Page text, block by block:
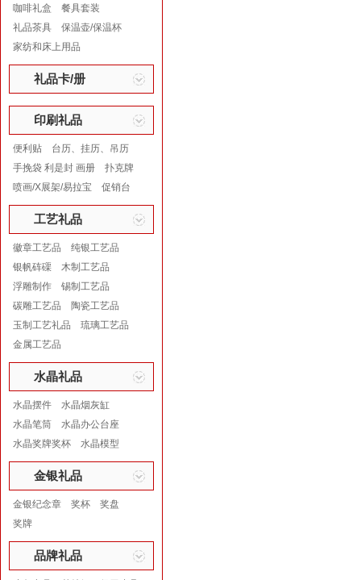
咖啡礼盒
餐具套装
礼品茶具
保温壶/保温杯
家纺和床上用品
礼品卡/册
印刷礼品
便利贴
台历、挂历、吊历
手挽袋 利是封 画册
扑克牌
喷画/X展架/易拉宝
促销台
工艺礼品
徽章工艺品
纯银工艺品
银帆砗磲
木制工艺品
浮雕制作
锡制工艺品
碳雕工艺品
陶瓷工艺品
玉制工艺礼品
琉璃工艺品
金属工艺品
水晶礼品
水晶摆件
水晶烟灰缸
水晶笔筒
水晶办公台座
水晶奖牌奖杯
水晶模型
金银礼品
金银纪念章 奖杯
奖盘
奖牌
品牌礼品